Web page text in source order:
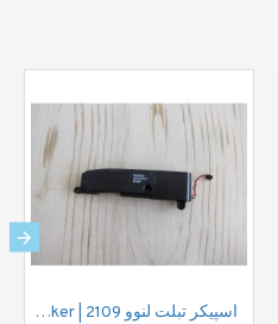
اسپیکر تبلت لنوو 2109 | Lenovo IdeaTab S2109A-F Tablet Speaker